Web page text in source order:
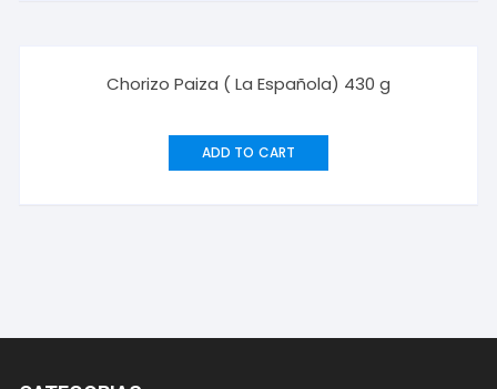
Chorizo Paiza ( La Española) 430 g
ADD TO CART